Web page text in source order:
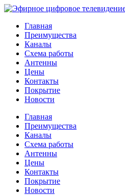
Главная
Преимущества
Каналы
Схема работы
Антенны
Цены
Контакты
Покрытие
Новости
Главная
Преимущества
Каналы
Схема работы
Антенны
Цены
Контакты
Покрытие
Новости